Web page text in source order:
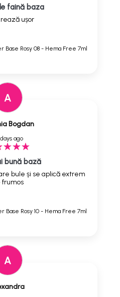
faină baza
ușor
Base Rosy 08 - Hema Free 7ml
A
Bogdan
ago
bună bază
bule și se aplică extrem
frumos
Base Rosy 10 - Hema Free 7ml
A